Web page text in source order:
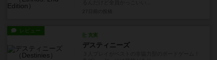
レビュー
充実
デスティニーズ